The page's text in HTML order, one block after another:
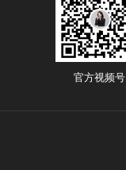
官方视频号